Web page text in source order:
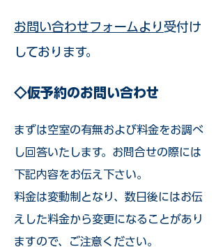
お問い合わせフォームより 受付け
しております。
◇仮予約のお問い合わせ
まずは空室の有無および料金をお調べ
し回答いたします。お問合せの際には
下記内容をお伝え下さい。
料金は変動制となり、数日後にはお伝
えした料金から変更になることがあり
ますので、ご注意ください。